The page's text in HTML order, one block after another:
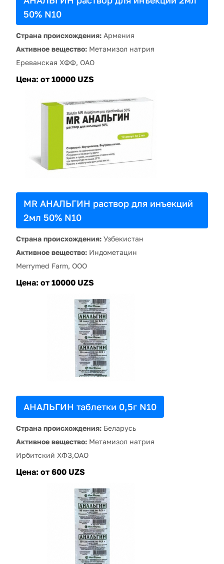
50% N10
Страна происхождения: Армения
Активное вещество: Метамизол натрия
Ереванская ХФФ, ОАО
Цена: от 10000 UZS
MR АНАЛЬГИН раствор для инъекций
2мл 50% N10
Страна происхождения: Узбекистан
Активное вещество: Индометацин
Merrymed Farm, ООО
Цена: от 10000 UZS
АНАЛЬГИН таблетки 0,5г N10
Страна происхождения: Беларусь
Активное вещество: Метамизол натрия
Ирбитский ХФЗ,ОАО
Цена: от 600 UZS